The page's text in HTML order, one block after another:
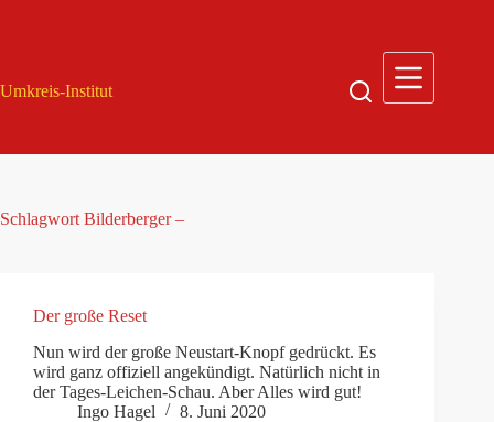
Umkreis-Institut
Schlagwort Bilderberger –
Der große Reset
Nun wird der große Neustart-Knopf gedrückt. Es
wird ganz offiziell angekündigt. Natürlich nicht in
der Tages-Leichen-Schau. Aber Alles wird gut!
Ingo Hagel
8. Juni 2020